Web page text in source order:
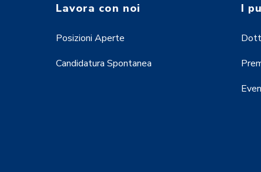
Lavora con noi
Posizioni Aperte
Candidatura Spontanea
I